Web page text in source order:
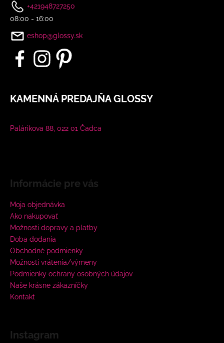
+421948727250
08:00 - 16:00
eshop@glossy.sk
KAMENNÁ PREDAJŇA GLOSSY
Palárikova 88, 022 01 Čadca
Informácie pre vás
Moja objednávka
Ako nakupovať
Možnosti dopravy a platby
Doba dodania
Obchodné podmienky
Možnosti vrátenia/výmeny
Podmienky ochrany osobných údajov
Naše krásne zákazníčky
Kontakt
Instagram